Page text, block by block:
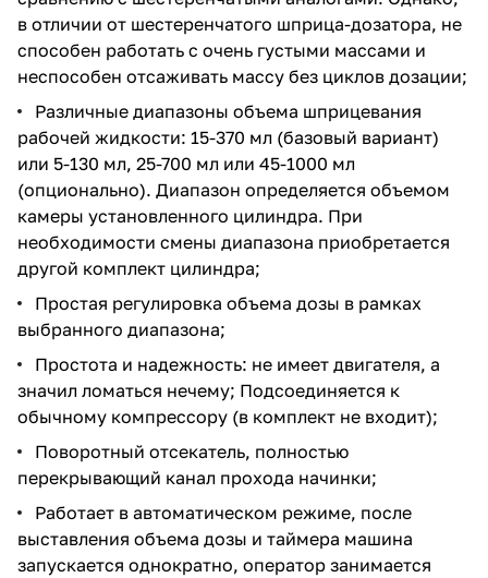
в отличии от шестеренчатого шприца-дозатора, не
способен работать с очень густыми массами и
неспособен отсаживать массу без циклов дозации;
Различные диапазоны объема шприцевания
рабочей жидкости: 15-370 мл (базовый вариант)
или 5-130 мл, 25-700 мл или 45-1000 мл
(опционально). Диапазон определяется объемом
камеры установленного цилиндра. При
необходимости смены диапазона приобретается
другой комплект цилиндра;
Простая регулировка объема дозы в рамках
выбранного диапазона;
Простота и надежность: не имеет двигателя, а
значил ломаться нечему; Подсоединяется к
обычному компрессору (в комплект не входит);
Поворотный отсекатель, полностью
перекрывающий канал прохода начинки;
Работает в автоматическом режиме, после
выставления объема дозы и таймера машина
запускается однократно, оператор занимается